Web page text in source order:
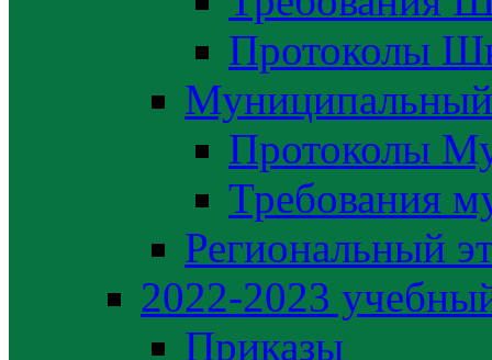
Протоколы
Муниципальный
Протоколы
Требования
Региональный
2022-2023
Приказы